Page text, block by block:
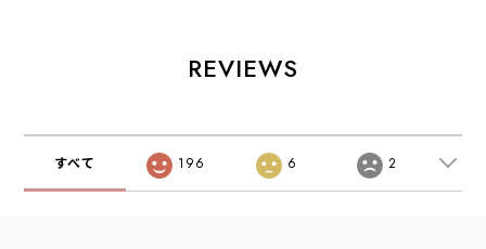
クティー・ロゴ・
コラボ・MEN'S /
ティー・ロゴ・コ
ラボ・MEN'S /
LADY'S [2026SS]
(TACOMA FUJI
REVIEWS
すべて 196 6 2